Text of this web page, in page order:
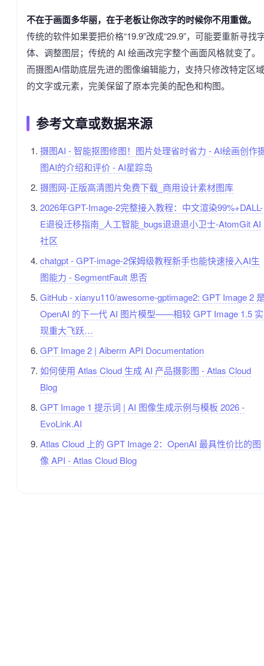
不在于画面多华丽，在于老板让你改字的时候你不用重做。
传统的软件如果要把价格“19.9”改成“29.9”，可能要重新寻找
体、调整图层；传统的 AI 绘画改完字整个画面风格就变了。
而摄图AI借助底层先进的图像编辑能力，支持只修改特定区域
的文字或元素，完美保留了原本完美的配色和构图。
参考文章或数据来源
摄图AI - 智能抠图修图！图片处理省时省力 - AI绘画创作
图AI的介绍和评价 - AI星踪岛
摄图网-正版高清图片免费下载_商用设计素材图库
2026年GPT-Image-2完整接入教程：中文渲染99%+DALL-
E退役迁移指南_人工智能_bugs退退退小卫士-AtomGit AI
社区
chatgpt - GPT-image-2保姆级教程新手也能快速接入AI生
图能力 - SegmentFault 思否
GitHub - xianyu110/awesome-gptimage2: GPT Image 2
OpenAI 的下一代 AI 图片模型——相较 GPT Image 1.5 实
现重大飞跃…
GPT Image 2 | Aiberm API Documentation
如何使用 Atlas Cloud 生成 AI 产品摄影图 - Atlas Cloud
Blog
GPT Image 1 提示词 | AI 图像生成示例与模板 2026 -
EvoLink.AI
Atlas Cloud 上的 GPT Image 2：OpenAI 最具性价比的图
像 API - Atlas Cloud Blog